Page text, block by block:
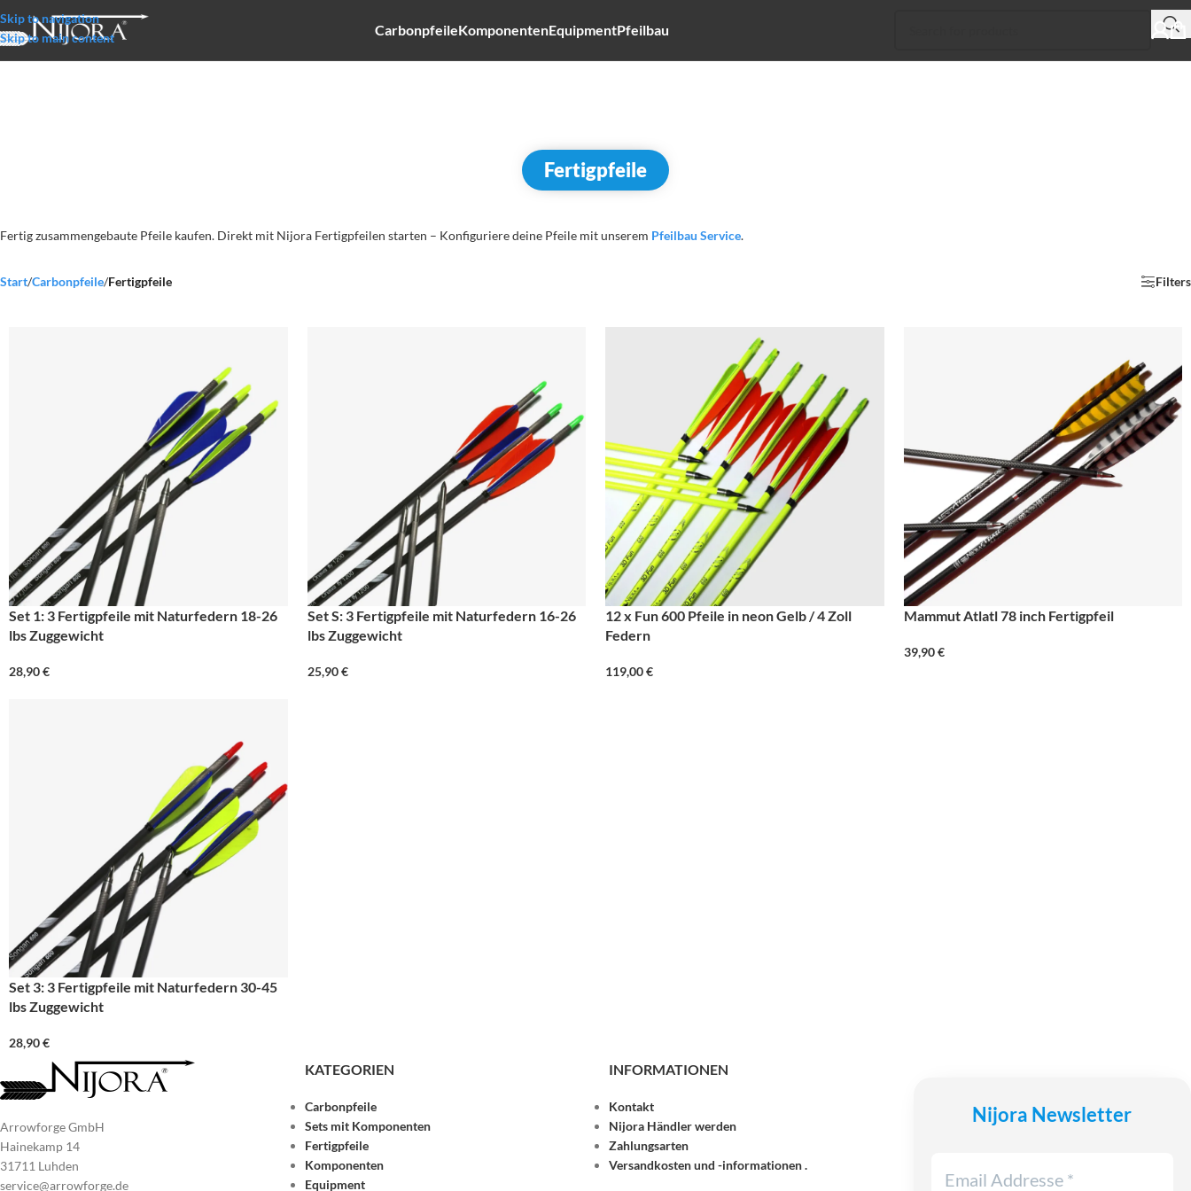
Skip to navigation
Skip to main content
CarbonpfeileKomponentenEquipmentPfeilbau
Fertigpfeile
Fertig zusammengebaute Pfeile kaufen. Direkt mit Nijora Fertigpfeilen starten – Konfiguriere deine Pfeile mit unserem Pfeilbau Service.
Start/Carbonpfeile/Fertigpfeile Filters
Set 1: 3 Fertigpfeile mit Naturfedern 18-26
lbs Zuggewicht
28,90€
Set S: 3 Fertigpfeile mit Naturfedern 16-26
lbs Zuggewicht
25,90€
12 x Fun 600 Pfeile in neon Gelb / 4 Zoll
Federn
119,00€
Mammut Atlatl 78 inch Fertigpfeil
39,90€
Set 3: 3 Fertigpfeile mit Naturfedern 30-45
lbs Zuggewicht
28,90€
Arrowforge GmbH
Hainekamp 14
31711 Luhden
service@arrowforge.de
KATEGORIEN
Carbonpfeile
Sets mit Komponenten
Fertigpfeile
Komponenten
Equipment
INFORMATIONEN
Kontakt
Nijora Händler werden
Zahlungsarten
Versandkosten und -informationen .
Nijora Newsletter